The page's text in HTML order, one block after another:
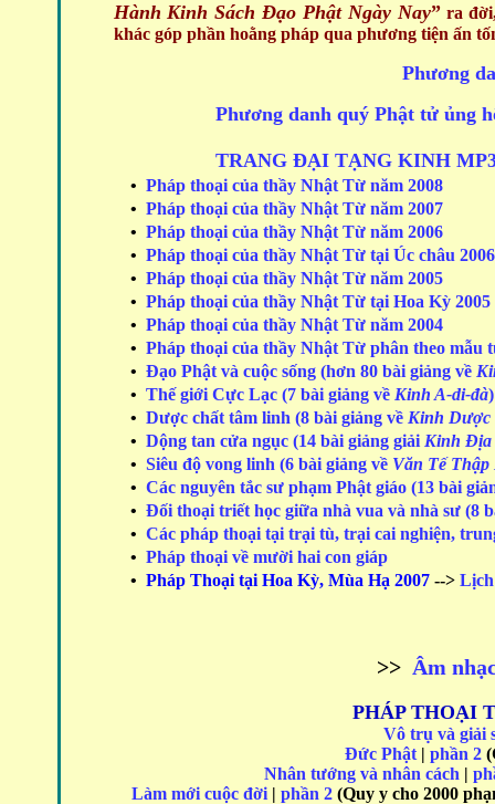
Hành Kinh Sách Đạo Phật Ngày Nay” ra
khác góp phần hoằng pháp qua phương tiện ấn
Phương
Phương danh quý Phật tử ủng
TRANG ĐẠI TẠNG KINH
• Pháp thoại của thầy Nhật Từ năm 2008
• Pháp thoại của thầy Nhật Từ năm 2007
• Pháp thoại của thầy Nhật Từ năm 2006
• Pháp thoại của thầy Nhật Từ tại Úc châu 2006
• Pháp thoại của thầy Nhật Từ năm 2005
• Pháp thoại của thầy Nhật Từ tại Hoa Kỳ 2005
• Pháp thoại của thầy Nhật Từ năm 2004
• Pháp thoại của thầy Nhật Từ phân theo mẫu
• Đạo Phật và cuộc sống (hơn 80 bài giảng về
• Thế giới Cực Lạc (7 bài giảng về Kinh A-di-đà)
• Dược chất tâm linh (8 bài giảng về Kinh Dược
• Dộng tan cửa ngục (14 bài giảng giải Kinh Địa
• Siêu độ vong linh (6 bài giảng về Văn Tế
• Các nguyên tắc sư phạm Phật giáo (13 bài
• Đối thoại triết học giữa nhà vua và nhà sư (8
• Các pháp thoại tại trại tù, trại cai nghiện,
• Pháp thoại về mười hai con giáp
• Pháp Thoại tại Hoa Kỳ, Mùa Hạ 2007 --> Lịch
>> Âm
PHÁP THOẠI
Vô trụ và giải
Đức Phật | phần 2
Nhân tướng và nhân cách |
Làm mới cuộc đời | phần 2 (Quy y cho 2000